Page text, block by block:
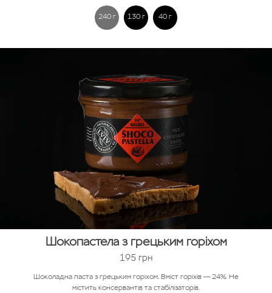
240 г 130 г 40 г
Шокопастела з грецьким горіхом
195 грн
Шоколадна паста з грецьким горіхом. Вміст горіхів — 24%. Не
містить консервантів та стабілізаторів.